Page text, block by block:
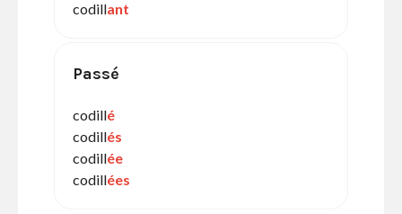
codillant
Passé
codillé
codillés
codillée
codillées